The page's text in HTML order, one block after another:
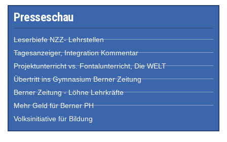
Presseschau
Leserbiefe NZZ- Lehrstellen
Tagesanzeiger, Integration Kommentar
Projektunterricht vs. Fontalunterricht, Die WELT
Übertritt ins Gymnasium Berner Zeitung
Berner Zeitung - Löhne Lehrkräfte
Mehr Geld für Berner PH
Volksinitiative für Bildung